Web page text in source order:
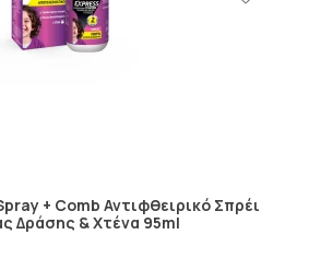
+ Comb Αντιφθειρικό Σπρέι
Δράσης & Χτένα 95ml